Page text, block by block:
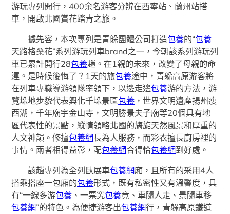
游玩專列開行，400余名游客分辨在西寧站、蘭州站搭
車，開啟北國賞花踏青之旅。
據先容，本次專列是青躲團體公司打造包養的“包養
天路格桑花”系列游玩列車brand之一，今朝該系列游玩列
車已累計開行28包養趟。在1親的未來，改變了母親的命
運。是時候後悔了？1天的旅包養途中，青躲高原游客將
在列車專職導游領隊率領下，以邊走邊包養游的方法，游
覽垛地步貌代表興化千垛景區包養 ，世界文明遺產揚州瘦
西湖，千年廟宇金山寺，文明勝景夫子廟等20個具有地
區代表性的景點，縱情領略北國的旖旎天然風景和厚重的
人文神韻。修擅包養網長為人服務，而彩衣擅長廚房裡的
事情。兩者相得益彰，配包養網合得恰包養網到好處。
該趟專列為全列臥展車包養網廂，且所有的采用4人
搭乘搭座一包廂的包養形式，既有私密性又有溫馨度，具
有“一線多游包養 、一票究包養竟、車隨人走、景隨車移
包養網”的特色。為便捷游客出包養網行，青躲高原鐵道